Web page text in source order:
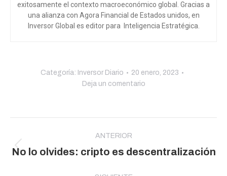
exitosamente el contexto macroeconómico global. Gracias a
una alianza con Agora Financial de Estados unidos, en
Inversor Global es editor para Inteligencia Estratégica.
Categoría: Inversor Diario
20 enero, 2023
Deja un comentario
entre
publicaciones
ANTERIOR
Publicación
No lo olvides: cripto es descentralización